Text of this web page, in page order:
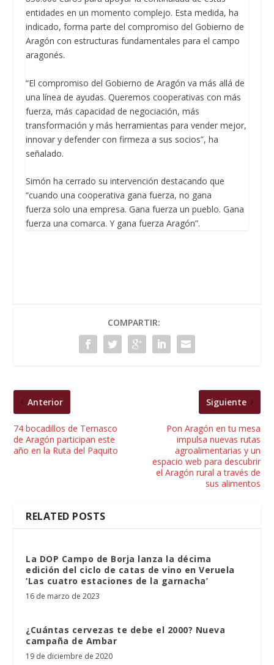
entidades en un momento complejo. Esta medida, ha
indicado, forma parte del compromiso del Gobierno de
Aragón con estructuras fundamentales para el campo
aragonés.
“El compromiso del Gobierno de Aragón va más allá de
una línea de ayudas. Queremos cooperativas con más
fuerza, más capacidad de negociación, más
transformación y más herramientas para vender mejor,
innovar y defender con firmeza a sus socios”, ha
señalado.
Simón ha cerrado su intervención destacando que
“cuando una cooperativa gana fuerza, no gana
fuerza solo una empresa. Gana fuerza un pueblo. Gana
fuerza una comarca. Y gana fuerza Aragón”.
COMPARTIR:
Anterior
74 bocadillos de Ternasco
de Aragón participan este
año en la Ruta del Paquito
Siguiente
Pon Aragón en tu mesa
impulsa nuevas rutas
agroalimentarias y un
espacio web para descubrir
el Aragón rural a través de
sus alimentos
RELATED POSTS
La DOP Campo de Borja lanza la décima
edición del ciclo de catas de vino en Veruela
‘Las cuatro estaciones de la garnacha’
16 de marzo de 2023
¿Cuántas cervezas te debe el 2000? Nueva
campaña de Ambar
19 de diciembre de 2020